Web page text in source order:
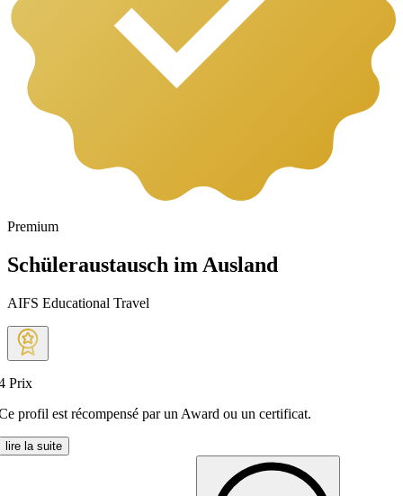
Premium
Schüleraustausch im Ausland
AIFS Educational Travel
Prix
profil est récompensé par un Award ou un certificat.
lire la suite